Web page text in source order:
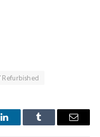
Refurbished
LinkedInTumblr Email